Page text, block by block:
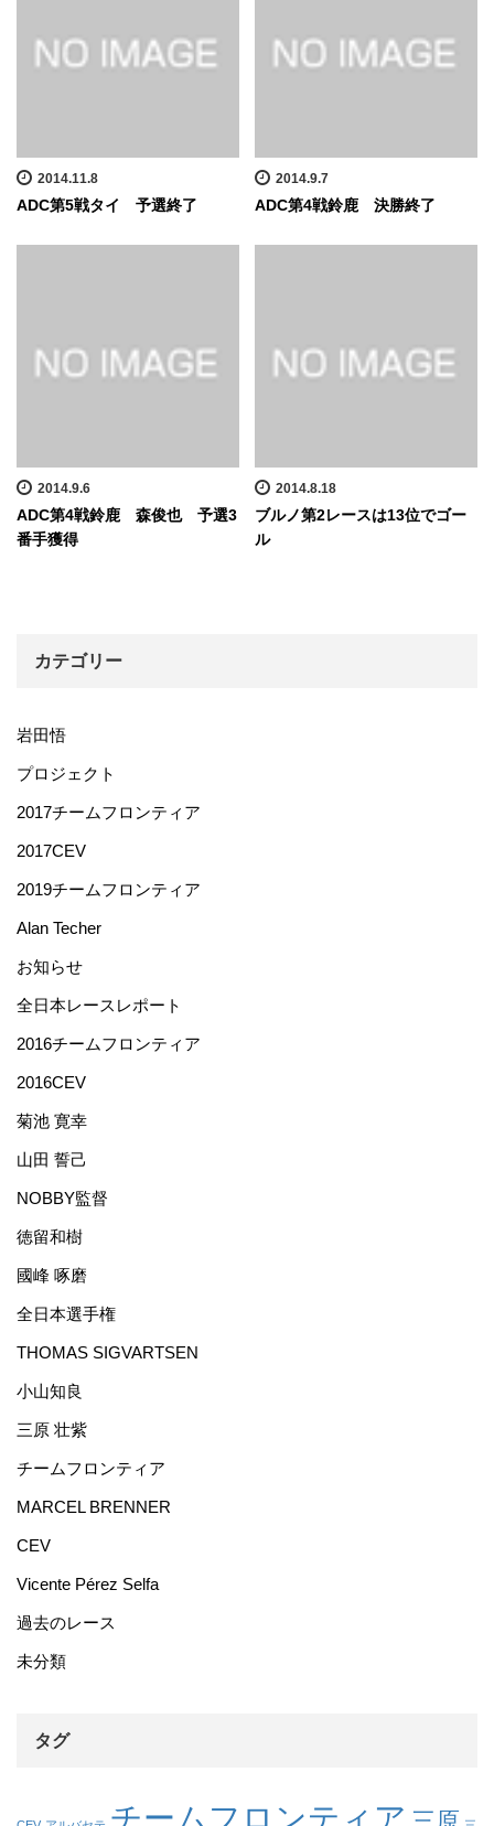
2014.11.8
ADC第5戦タイ 予選終了
2014.9.7
ADC第4戦鈴鹿 決勝終了
2014.9.6
ADC第4戦鈴鹿 森俊也 予選3
番手獲得
2014.8.18
ブルノ第2レースは13位でゴー
ル
カテゴリー
岩田悟
プロジェクト
2017チームフロンティア
2017CEV
2019チームフロンティア
Alan Techer
お知らせ
全日本レースレポート
2016チームフロンティア
2016CEV
菊池 寛幸
山田 誓己
NOBBY監督
徳留和樹
國峰 啄磨
全日本選手権
THOMAS SIGVARTSEN
小山知良
三原 壮紫
チームフロンティア
MARCEL BRENNER
CEV
Vicente Pérez Selfa
過去のレース
未分類
タグ
チームフロンティア